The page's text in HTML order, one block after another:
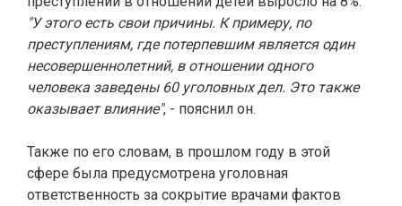
"У этого есть свои причины. К примеру, по
преступлениям, где потерпевшим является один
несовершеннолетний, в отношении одного
человека заведены 60 уголовных дел. Это также
оказывает влияние", - пояснил он.
Также по его словам, в прошлом году в этой
сфере была предусмотрена уголовная
ответственность за сокрытие врачами фактов